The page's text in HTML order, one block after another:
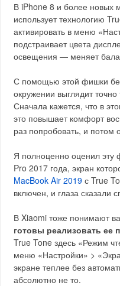
В iPhone 8 и более новых
использует технологию
активировать в меню
подстраивает цвета
освещения — меняет
С помощью этой фишки
окружении выглядит
Сначала кажется, что в
это повышает комфорт
раз попробовать, и потом
Я полноценно оценил эту
Pro 2017 года, экран
MacBook Air 2019 с True
включен, и глаза сказали
В Xiaomi тоже понимают
готовы реализовать ее
True Tone здесь «Режим
меню «Настройки» >
экране теплее без
абсолютно не то.